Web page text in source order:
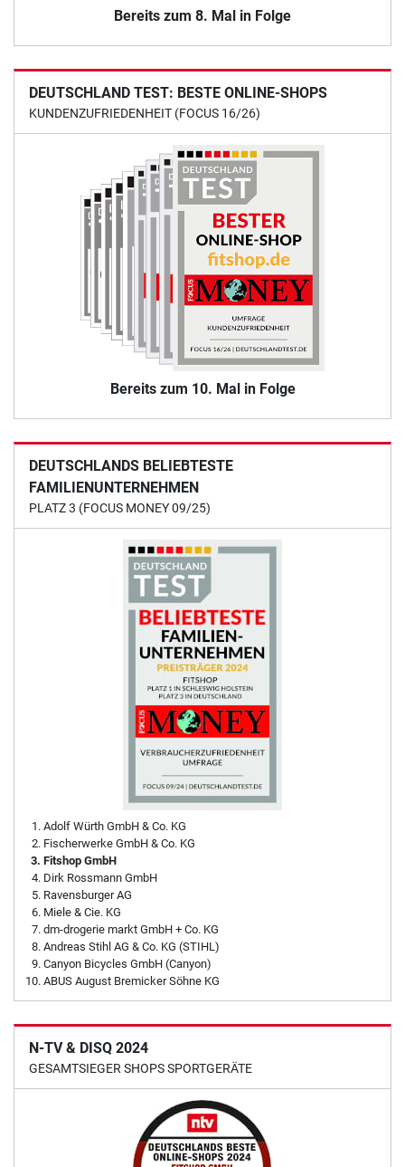
Bereits zum 8. Mal in Folge
DEUTSCHLAND TEST: BESTE ONLINE-SHOPS
KUNDENZUFRIEDENHEIT (FOCUS 16/26)
Bereits zum 10. Mal in Folge
DEUTSCHLANDS BELIEBTESTE
FAMILIENUNTERNEHMEN
PLATZ 3 (FOCUS MONEY 09/25)
Adolf Würth GmbH & Co. KG
Fischerwerke GmbH & Co. KG
Fitshop GmbH
Dirk Rossmann GmbH
Ravensburger AG
Miele & Cie. KG
dm-drogerie markt GmbH + Co. KG
Andreas Stihl AG & Co. KG (STIHL)
Canyon Bicycles GmbH (Canyon)
ABUS August Bremicker Söhne KG
N-TV & DISQ 2024
GESAMTSIEGER SHOPS SPORTGERÄTE